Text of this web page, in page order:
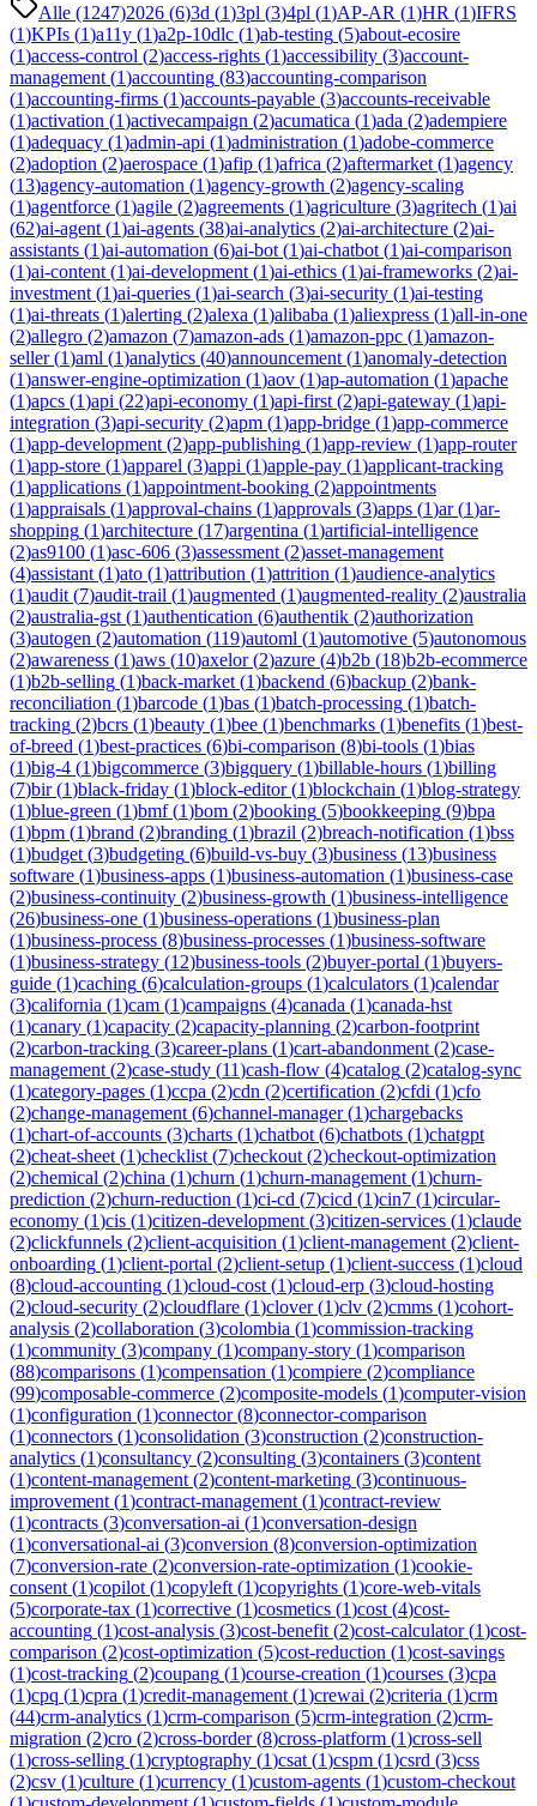
Alle (1247)2026 (6)3d (1)3pl (3)4pl (1)AP-AR (1)HR (1)IFRS
(1)KPIs (1)a11y (1)a2p-10dlc (1)ab-testing (5)about-ecosire
(1)access-control (2)access-rights (1)accessibility (3)account-
management (1)accounting (83)accounting-comparison
(1)accounting-firms (1)accounts-payable (3)accounts-receivable
(1)activation (1)activecampaign (2)acumatica (1)ada (2)adempiere
(1)adequacy (1)admin-api (1)administration (1)adobe-commerce
(2)adoption (2)aerospace (1)afip (1)africa (2)aftermarket (1)agency
(13)agency-automation (1)agency-growth (2)agency-scaling
(1)agentforce (1)agile (2)agreements (1)agriculture (3)agritech (1)ai
(62)ai-agent (1)ai-agents (38)ai-analytics (2)ai-architecture (2)ai-
assistants (1)ai-automation (6)ai-bot (1)ai-chatbot (1)ai-comparison
(1)ai-content (1)ai-development (1)ai-ethics (1)ai-frameworks (2)ai-
investment (1)ai-queries (1)ai-search (3)ai-security (1)ai-testing
(1)ai-threats (1)alerting (2)alexa (1)alibaba (1)aliexpress (1)all-in-one
(2)allegro (2)amazon (7)amazon-ads (1)amazon-ppc (1)amazon-
seller(1)aml (1)analytics (40)announcement (1)anomaly-detection
(1)answer-engine-optimization (1)aov (1)ap-automation (1)apache
(1)apcs (1)api (22)api-economy (1)api-first (2)api-gateway (1)api-
integration (3)api-security (2)apm (1)app-bridge (1)app-commerce
(1)app-development (2)app-publishing (1)app-review (1)app-router
(1)app-store (1)apparel (3)appi (1)apple-pay (1)applicant-tracking
(1)applications (1)appointment-booking (2)appointments
(1)appraisals (1)approval-chains (1)approvals (3)apps (1)ar(1)ar-
shopping (1)architecture (17)argentina (1)artificial-intelligence
(2)as9100 (1)asc-606 (3)assessment (2)asset-management
(4)assistant (1)ato (1)attribution (1)attrition (1)audience-analytics
(1)audit (7)audit-trail (1)augmented (1)augmented-reality (2)australia
(2)australia-gst (1)authentication (6)authentik (2)authorization
(3)autogen (2)automation (119)automl (1)automotive (5)autonomous
(2)awareness (1)aws (10)axelor(2)azure (4)b2b (18)b2b-ecommerce
(1)b2b-selling (1)back-market (1)backend (6)backup (2)bank-
reconciliation (1)barcode (1)bas (1)batch-processing (1)batch-
tracking (2)bcrs (1)beauty (1)bee (1)benchmarks (1)benefits (1)best-
of-breed (1)best-practices (6)bi-comparison (8)bi-tools (1)bias
(1)big-4 (1)bigcommerce (3)bigquery (1)billable-hours (1)billing
(7)bir(1)black-friday (1)block-editor(1)blockchain (1)blog-strategy
(1)blue-green (1)bmf(1)bom (2)booking (5)bookkeeping (9)bpa
(1)bpm (1)brand (2)branding (1)brazil (2)breach-notification (1)bss
(1)budget (3)budgeting (6)build-vs-buy (3)business (13)business
software (1)business-apps (1)business-automation (1)business-case
(2)business-continuity (2)business-growth (1)business-intelligence
(26)business-one (1)business-operations (1)business-plan
(1)business-process (8)business-processes (1)business-software
(1)business-strategy (12)business-tools (2)buyer-portal (1)buyers-
guide (1)caching (6)calculation-groups (1)calculators (1)calendar
(3)california (1)cam (1)campaigns (4)canada (1)canada-hst
(1)canary (1)capacity (2)capacity-planning (2)carbon-footprint
(2)carbon-tracking (3)career-plans (1)cart-abandonment (2)case-
management (2)case-study (11)cash-flow (4)catalog (2)catalog-sync
(1)category-pages (1)ccpa (2)cdn (2)certification (2)cfdi (1)cfo
(2)change-management (6)channel-manager(1)chargebacks
(1)chart-of-accounts (3)charts (1)chatbot (6)chatbots (1)chatgpt
(2)cheat-sheet (1)checklist (7)checkout (2)checkout-optimization
(2)chemical (2)china (1)churn (1)churn-management (1)churn-
prediction (2)churn-reduction (1)ci-cd (7)cicd (1)cin7 (1)circular-
economy (1)cis (1)citizen-development (3)citizen-services (1)claude
(2)clickfunnels (2)client-acquisition (1)client-management (2)client-
onboarding (1)client-portal (2)client-setup (1)client-success (1)cloud
(8)cloud-accounting (1)cloud-cost (1)cloud-erp (3)cloud-hosting
(2)cloud-security (2)cloudflare (1)clover(1)clv (2)cmms (1)cohort-
analysis (2)collaboration (3)colombia (1)commission-tracking
(1)community (3)company (1)company-story (1)comparison
(88)comparisons (1)compensation (1)compiere (2)compliance
(99)composable-commerce (2)composite-models (1)computer-vision
(1)configuration (1)connector(8)connector-comparison
(1)connectors (1)consolidation (3)construction (2)construction-
analytics (1)consultancy (2)consulting (3)containers (3)content
(1)content-management (2)content-marketing (3)continuous-
improvement (1)contract-management (1)contract-review
(1)contracts (3)conversation-ai (1)conversation-design
(1)conversational-ai (3)conversion (8)conversion-optimization
(7)conversion-rate (2)conversion-rate-optimization (1)cookie-
consent (1)copilot (1)copyleft (1)copyrights (1)core-web-vitals
(5)corporate-tax (1)corrective (1)cosmetics (1)cost (4)cost-
accounting (1)cost-analysis (3)cost-benefit (2)cost-calculator(1)cost-
comparison (2)cost-optimization (5)cost-reduction (1)cost-savings
(1)cost-tracking (2)coupang (1)course-creation (1)courses (3)cpa
(1)cpq (1)cpra (1)credit-management (1)crewai (2)criteria (1)crm
(44)crm-analytics (1)crm-comparison (5)crm-integration (2)crm-
migration (2)cro (2)cross-border(8)cross-platform (1)cross-sell
(1)cross-selling (1)cryptography (1)csat (1)cspm (1)csrd (3)css
(2)csv (1)culture (1)currency (1)custom-agents (1)custom-checkout